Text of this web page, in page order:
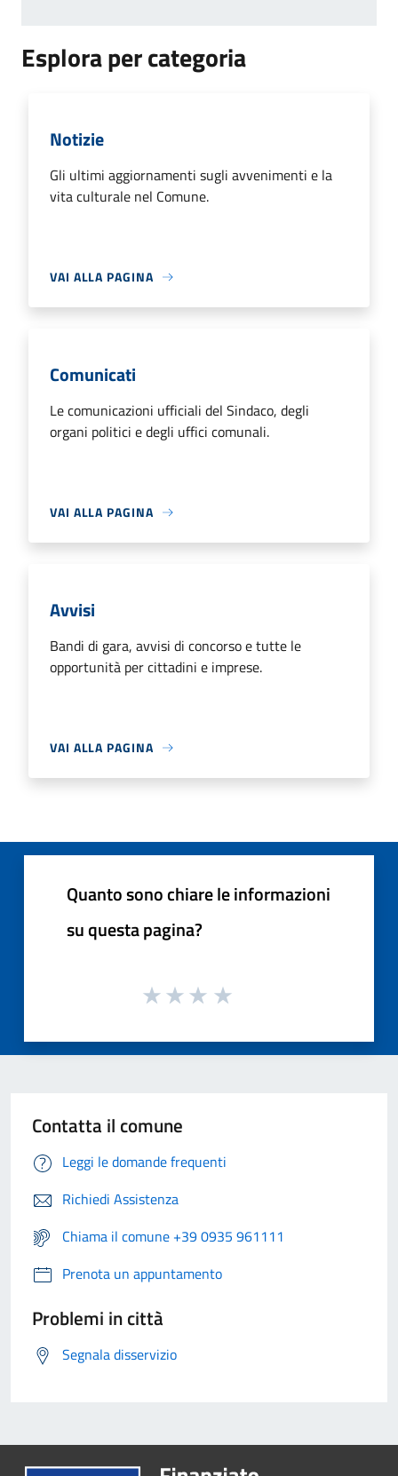
Esplora per categoria
Notizie
Gli ultimi aggiornamenti sugli avvenimenti e la
vita culturale nel Comune.
VAI ALLA PAGINA
Comunicati
Le comunicazioni ufficiali del Sindaco, degli
organi politici e degli uffici comunali.
VAI ALLA PAGINA
Avvisi
Bandi di gara, avvisi di concorso e tutte le
opportunità per cittadini e imprese.
VAI ALLA PAGINA
Quanto sono chiare le informazioni
su questa pagina?
Contatta il comune
Leggi le domande frequenti
Richiedi Assistenza
Chiama il comune +39 0935 961111
Prenota un appuntamento
Problemi in città
Segnala disservizio